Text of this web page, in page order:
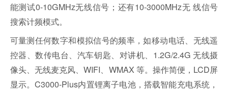
能测试0-10GMHz无线信号；还有10-3000MHz无 线信号
搜索计频模式。
可量测任何数字和模拟信号的频率，如移动电话、无线遥
控器、数传电台、汽车钥匙、对讲机、1.2G/2.4G 无线摄
像头、无线麦克风、WIFI、WMAX 等。操作简便，LCD屏
显示。C3000-Plus内置锂离子电池，搭载智能充电系统，